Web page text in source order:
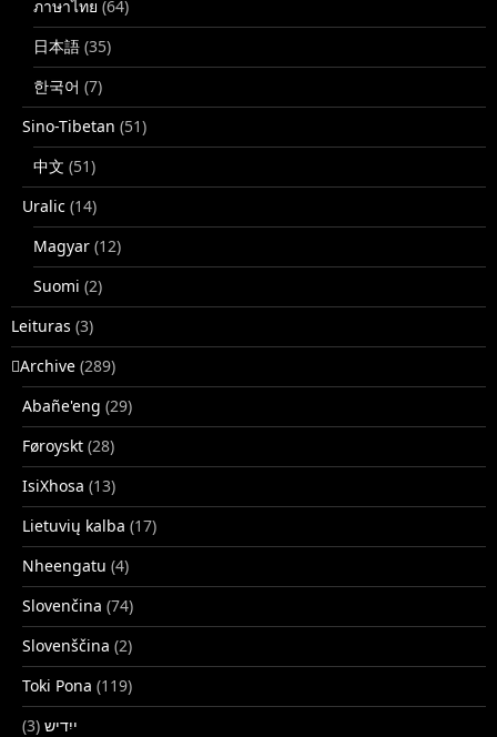
ภาษาไทย (64)
日本語 (35)
한국어 (7)
Sino-Tibetan (51)
中文 (51)
Uralic (14)
Magyar (12)
Suomi (2)
Leituras (3)
􏿽Archive (289)
Abañe'eng (29)
Føroyskt (28)
IsiXhosa (13)
Lietuvių kalba (17)
Nheengatu (4)
Slovenčina (74)
Slovenščina (2)
Toki Pona (119)
ייִדיש (3)